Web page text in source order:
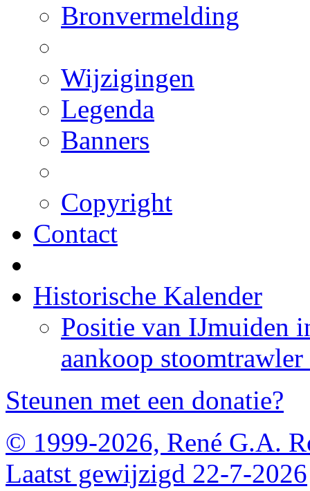
Bronvermelding
Wijzigingen
Legenda
Banners
Copyright
Contact
Historische Kalender
Positie van IJmuiden
aankoop
Steunen met een donatie?
© 1999-2026, René G.A.
Laatst gewijzigd 22-7-2026